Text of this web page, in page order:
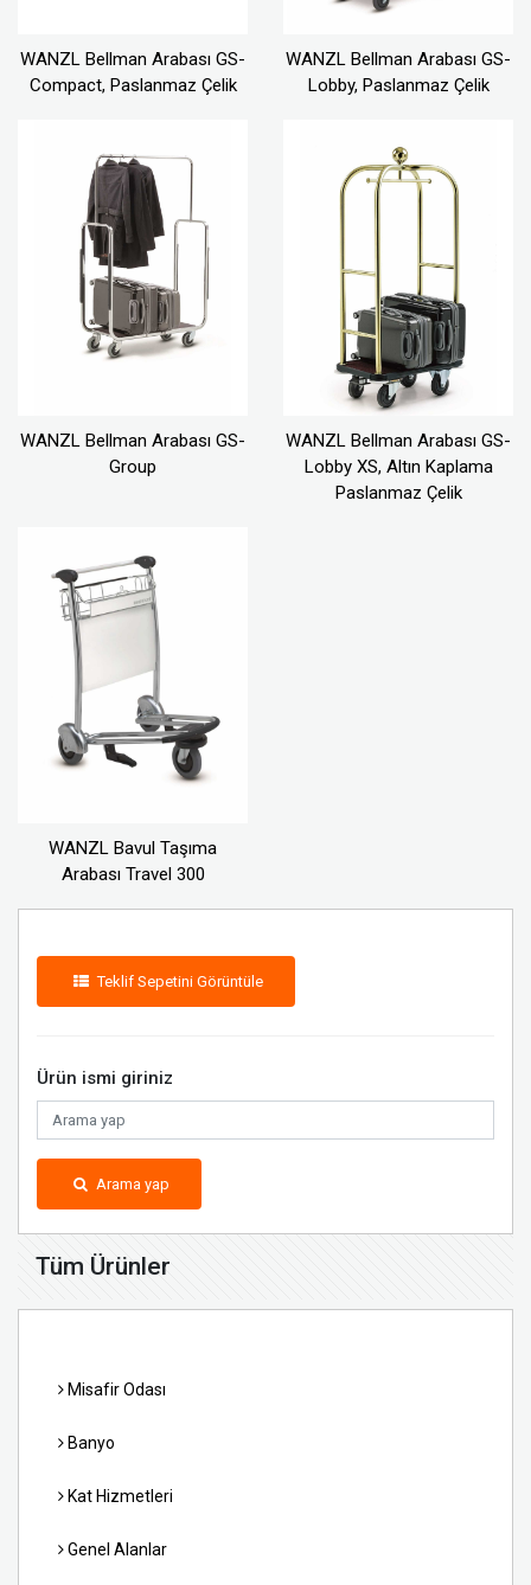
Tüm Ürünler
Misafir Odası
Banyo
Kat Hizmetleri
Genel Alanlar
WANZL Bellman Arabası GS-
Compact, Paslanmaz Çelik
WANZL Bellman Arabası GS-
Lobby, Paslanmaz Çelik
WANZL Bellman Arabası GS-
Group
WANZL Bellman Arabası GS-
Lobby XS, Altın Kaplama
Paslanmaz Çelik
WANZL Bavul Taşıma
Arabası Travel 300
Teklif Sepetini Görüntüle
Ürün ismi giriniz
Arama yap